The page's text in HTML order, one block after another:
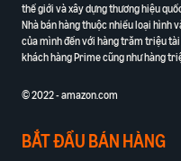
thế giới và xây dựng thương hiệu
Nhà bán hàng thuộc nhiều loại hình
của mình đến với hàng trăm triệu
khách hàng Prime cũng như hàng
© 2022 - amazon.com
BẮT ĐẦU BÁN HÀNG